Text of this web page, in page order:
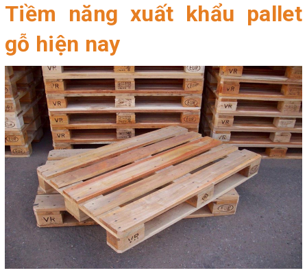
Tiềm năng xuất khẩu pallet
gỗ hiện nay